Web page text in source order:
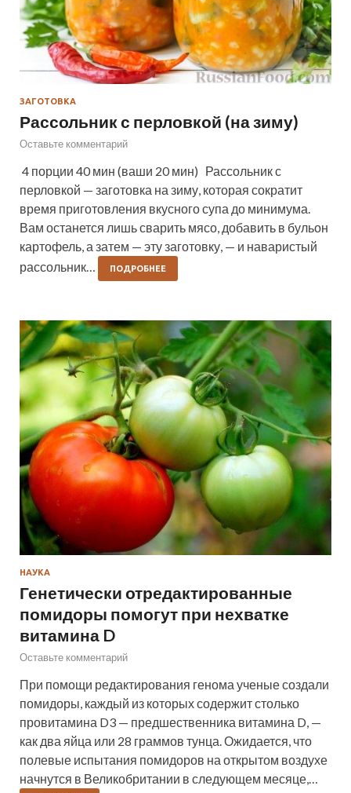
ЗАГОТОВКА
Рассольник с перловкой (на зиму)
Оставьте комментарий
4 порции 40 мин (ваши 20 мин) Рассольник с
перловкой — заготовка на зиму, которая сократит
время приготовления вкусного супа до минимума.
Вам останется лишь сварить мясо, добавить в бульон
картофель, а затем — эту заготовку, — и наваристый
рассольник…
ПОДРОБНЕЕ
НАУКА
Генетически отредактированные
помидоры помогут при нехватке
витамина D
Оставьте комментарий
При помощи редактирования генома ученые создали
помидоры, каждый из которых содержит столько
провитамина D3 — предшественника витамина D, —
как два яйца или 28 граммов тунца. Ожидается, что
полевые испытания помидоров на открытом воздухе
начнутся в Великобритании в следующем месяце,…